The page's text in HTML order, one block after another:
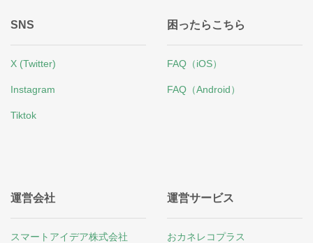
SNS
X (Twitter)
Instagram
Tiktok
困ったらこちら
FAQ（iOS）
FAQ（Android）
運営会社
スマートアイデア株式会社
運営サービス
おカネレコプラス